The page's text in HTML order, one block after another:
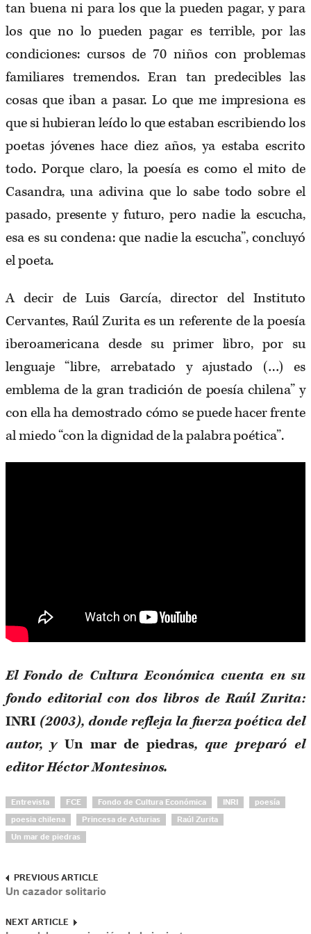
tan buena ni para los que la pueden pagar, y para
los que no lo pueden pagar es terrible, por las
condiciones: cursos de 70 niños con problemas
familiares tremendos. Eran tan predecibles las
cosas que iban a pasar. Lo que me impresiona es
que si hubieran leído lo que estaban escribiendo los
poetas jóvenes hace diez años, ya estaba escrito
todo. Porque claro, la poesía es como el mito de
Casandra, una adivina que lo sabe todo sobre el
pasado, presente y futuro, pero nadie la escucha,
esa es su condena: que nadie la escucha”, concluyó
el poeta.
A decir de Luis García, director del Instituto
Cervantes, Raúl Zurita es un referente de la poesía
iberoamericana desde su primer libro, por su
lenguaje “libre, arrebatado y ajustado (…) es
emblema de la gran tradición de poesía chilena” y
con ella ha demostrado cómo se puede hacer frente
al miedo “con la dignidad de la palabra poética”.
El Fondo de Cultura Económica cuenta en su
fondo editorial con dos libros de Raúl Zurita:
INRI (2003), donde refleja la fuerza poética del
autor, yUn mar de piedras, que preparó el
editor Héctor Montesinos.
Entrevista FCE Fondo de Cultura Económica INRI poesía
poesia chilena Princesa de Asturias Raúl Zurita
Un mar de piedras
PREVIOUS ARTICLE
Un cazador solitario
NEXT ARTICLE